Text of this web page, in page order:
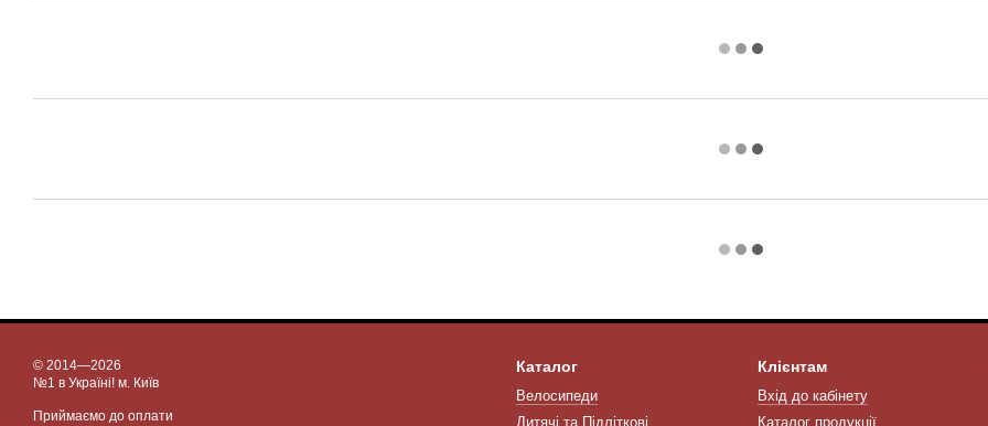
© 2014—2026
№1 в Україні! м. Київ
Приймаємо до оплати
Каталог
Велосипеди
Дитячі та Підліткові
Клієнтам
Вхід до кабінету
Каталог продукції